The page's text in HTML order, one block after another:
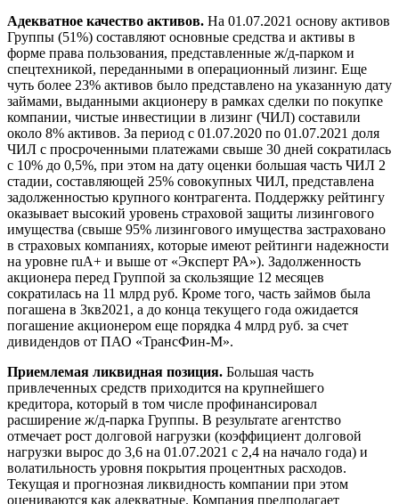
Адекватное качество активов. На 01.07.2021 основу активов
Группы (51%) составляют основные средства и активы в
форме права пользования, представленные ж/д-парком и
спецтехникой, переданными в операционный лизинг. Еще
чуть более 23% активов было представлено на указанную дату
займами, выданными акционеру в рамках сделки по покупке
компании, чистые инвестиции в лизинг (ЧИЛ) составили
около 8% активов. За период с 01.07.2020 по 01.07.2021 доля
ЧИЛ с просроченными платежами свыше 30 дней сократилась
с 10% до 0,5%, при этом на дату оценки большая часть ЧИЛ 2
стадии, составляющей 25% совокупных ЧИЛ, представлена
задолженностью крупного контрагента. Поддержку рейтингу
оказывает высокий уровень страховой защиты лизингового
имущества (свыше 95% лизингового имущества застраховано
в страховых компаниях, которые имеют рейтинги надежности
на уровне ruА+ и выше от «Эксперт РА»). Задолженность
акционера перед Группой за скользящие 12 месяцев
сократилась на 11 млрд руб. Кроме того, часть займов была
погашена в 3кв2021, а до конца текущего года ожидается
погашение акционером еще порядка 4 млрд руб. за счет
дивидендов от ПАО «ТрансФин-М».
Приемлемая ликвидная позиция. Большая часть
привлеченных средств приходится на крупнейшего
кредитора, который в том числе профинансировал
расширение ж/д-парка Группы. В результате агентство
отмечает рост долговой нагрузки (коэффициент долговой
нагрузки вырос до 3,6 на 01.07.2021 с 2,4 на начало года) и
волатильность уровня покрытия процентных расходов.
Текущая и прогнозная ликвидность компании при этом
оцениваются как адекватные. Компания предполагает